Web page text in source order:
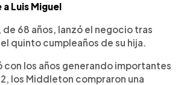
Luis Miguel
68 años, lanzó el negocio tras
quinto cumpleaños de su hija.
con los años generando importantes
los Middleton compraron una